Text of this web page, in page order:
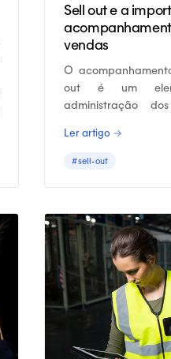
Sell out e a
vendas
O
out é um
administração
tomadas de decisão
Ler artigo →
#sell-out